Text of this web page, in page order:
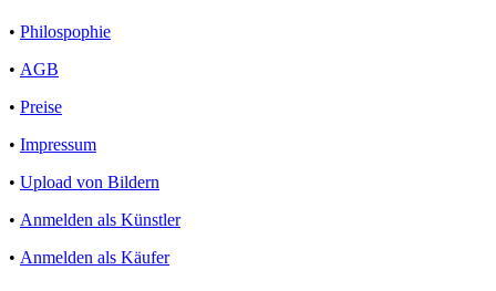
• Philospophie
• AGB
• Preise
• Impressum
• Upload von Bildern
• Anmelden als Künstler
• Anmelden als Käufer